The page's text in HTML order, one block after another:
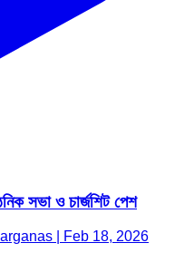
সভা ও চার্জশিট পেশ
| Feb 18, 2026